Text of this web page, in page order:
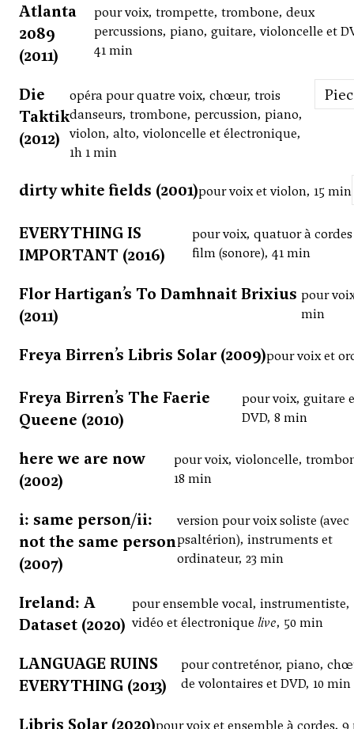
Atlanta
2089
(2011)
pour voix, trompette, trombone, deux
percussions, piano, guitare, violoncelle et
41 min
Die
Taktik
(2012)
opéra pour quatre voix, chœur, trois
danseurs, trombone, percussion, piano,
violon, alto, violoncelle et électronique,
1h 1 min
dirty white fields (2001)pour voix et violon, 15 min
EVERYTHING IS
IMPORTANT (2016)
pour voix, quatuor à
film (sonore), 41 min
Flor Hartigan’s To Damhnait Brixius
(2011)
pour
min
Freya Birren’s Libris Solar (2009)pour voix et
Freya Birren’s The Faerie
Queene (2010)
pour voix, guitare
DVD, 8 min
here we are now
(2002)
pour voix, violoncelle,
18 min
i: same person/ii:
not the same person
(2007)
version pour voix soliste (avec
psaltérion), instruments et
ordinateur, 23 min
Ireland: A
Dataset (2020)
pour ensemble vocal, instrumentiste,
vidéo et électronique live, 50 min
LANGUAGE RUINS
EVERYTHING (2013)
pour contreténor, piano,
de volontaires et DVD, 10 min
Libris Solar (2020)pour voix et ensemble à cordes,